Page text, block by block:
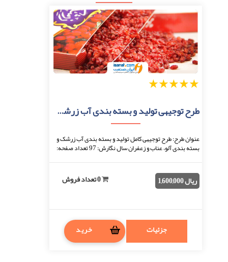
5
4
3
2
طرح توجیهی تولید و بسته بندی آب زرشک و بسته بندی آلو، عناب و زعفران
عنوان طرح: طرح توجیهی کامل تولید و بسته بندی آب زرشک و
بسته بندی آلو، عناب و زعفران سال نگارش: 97 تعداد صفحه:
ریال 1,600,000
جزئیات خرید